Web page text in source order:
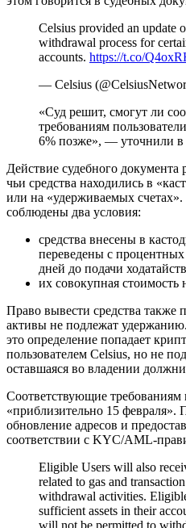
Celsius provided an update
withdrawal process for
accounts. https://t.co/
— Celsius
«Суд решит, смогут ли
требованиям
6% позже», — уточнили в
Действие судебного документа
чьи средства находились в
или на «удерживаемых
соблюдены два условия:
средства внесены в
переведены с
дней до подачи
их совокупная
Право вывести средства также
активы не подлежат
это определение попадает
пользователем Celsius, но не
оставшаяся во владении
Соответствующие
«приблизительно 15 февраля».
обновление адресов и
соответствии с KYC/AML-
Eligible Users will also
related to gas and
withdrawal activities.
sufficient assets in their
will not be permitted to